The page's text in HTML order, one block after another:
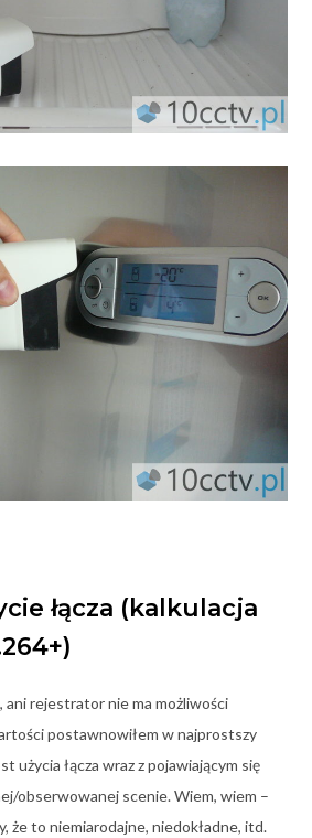
łącza (kalkulacja
ani rejestrator nie ma możliwości
postawnowiłem w najprostszy
użycia łącza wraz z pojawiającym się
obserwowanej scenie. Wiem, wiem –
że to niemiarodajne, niedokładne, itd.